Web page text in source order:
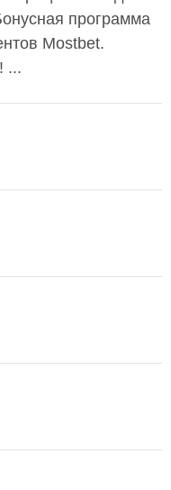
программа
Mostbet.
...